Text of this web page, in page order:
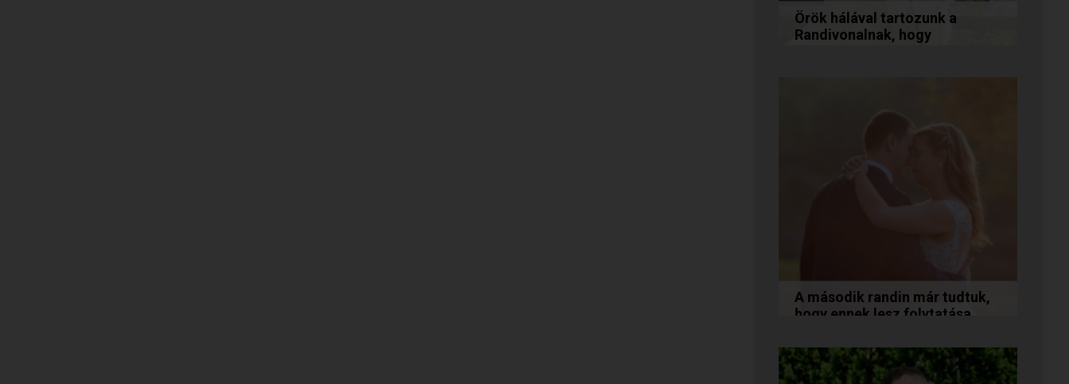
Örök hálával tartozunk a
Randivonalnak, hogy
A második randin már tudtuk,
hogy ennek lesz folytatása...
Jocó küldte nekünk, akik a
Randivonal oldalán találták meg